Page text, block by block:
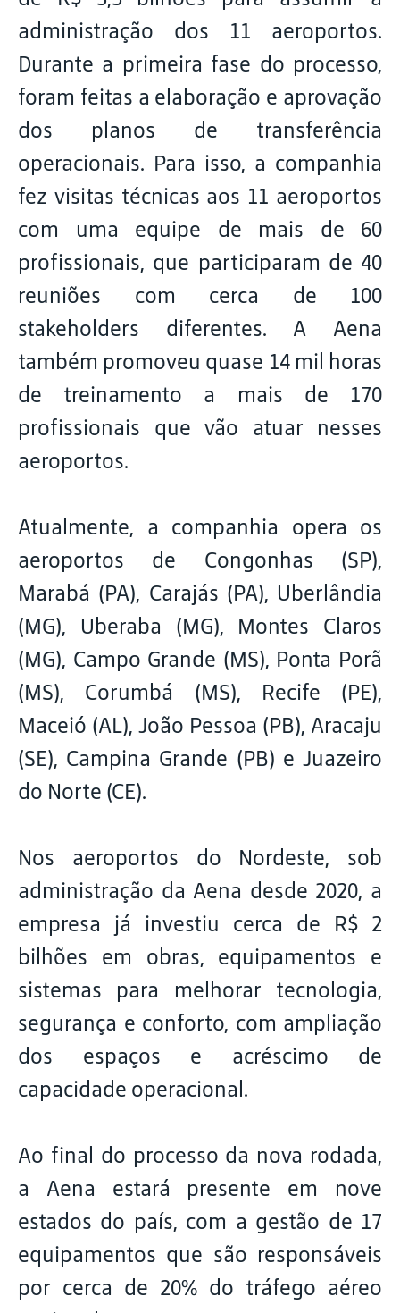
administração dos 11 aeroportos.
Durante a primeira fase do processo,
foram feitas a elaboração e aprovação
dos planos de transferência
operacionais. Para isso, a companhia
fez visitas técnicas aos 11 aeroportos
com uma equipe de mais de 60
profissionais, que participaram de 40
reuniões com cerca de 100
stakeholders diferentes. A Aena
também promoveu quase 14 mil horas
de treinamento a mais de 170
profissionais que vão atuar nesses
aeroportos.
Atualmente, a companhia opera os
aeroportos de Congonhas (SP),
Marabá (PA), Carajás (PA), Uberlândia
(MG), Uberaba (MG), Montes Claros
(MG), Campo Grande (MS), Ponta Porã
(MS), Corumbá (MS), Recife (PE),
Maceió (AL), João Pessoa (PB), Aracaju
(SE), Campina Grande (PB) e Juazeiro
do Norte (CE).
Nos aeroportos do Nordeste, sob
administração da Aena desde 2020, a
empresa já investiu cerca de R$ 2
bilhões em obras, equipamentos e
sistemas para melhorar tecnologia,
segurança e conforto, com ampliação
dos espaços e acréscimo de
capacidade operacional.
Ao final do processo da nova rodada,
a Aena estará presente em nove
estados do país, com a gestão de 17
equipamentos que são responsáveis
por cerca de 20% do tráfego aéreo